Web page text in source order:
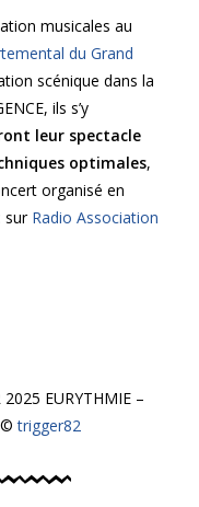
musicales au
du Grand
scénique dans la
ils s’y
leur spectacle
optimales,
organisé en
sur Radio Association
2025 EURYTHMIE –
©trigger82